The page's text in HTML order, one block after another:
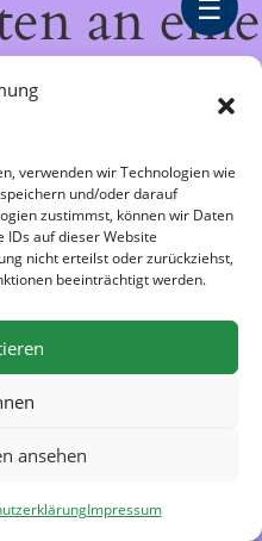
verwenden wir Technologien wie
und/oder darauf
zustimmst, können wir Daten
auf dieser Website
nicht erteilst oder zurückziehst,
beeinträchtigt werden.
ansehen
Impressum
an
Sache
wieder